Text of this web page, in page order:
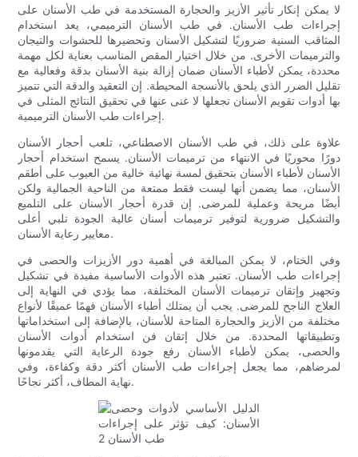
لا يمكن إنكار تأثير الأزيز والحجارة المستخدمة في طب الأسنان على
إجراءات طب الأسنان. في طب الأسنان الترميمي، يعد استخدام
المثاقب السنية ضروريًا لتشكيل الأسنان وتحضيرها للحشوات والتيجان
والترميمات الأخرى. من خلال اختيار المقص المناسب بعناية لكل مهمة
محددة، يمكن لأطباء الأسنان ضمان إزالة بنية الأسنان بدقة وفعالية مع
تقليل الضرر الذي يلحق بالأنسجة المحيطة. إن التعقيد والدقة التي تتميز
بها أدوات تقويم الأسنان تجعلها لا غنى عنها في تحقيق النتائج المثلى في
إجراءات طب الأسنان الترميمية.
علاوة على ذلك، في طب الأسنان الاصطناعي، تلعب أحجار الأسنان
دورًا محوريًا في الانتهاء من ترميمات الأسنان. يسمح استخدام أحجار
الأسنان لأطباء الأسنان بتحقيق لمسة نهائية خالية من العيوب على أطقم
الأسنان، مما يضمن أنها ليست فقط ممتعة من الناحية الجمالية ولكن
أيضًا مريحة وعملية للمرضى. إن قدرة أحجار الأسنان على التلميع
والتشكيل ضرورية لتوفير ترميمات أسنان عالية الجودة تلبي أعلى
معايير رعاية الأسنان.
وفي الختام، لا يمكن المبالغة في أهمية دور الأزيزات والحصى في
إجراءات طب الأسنان. تعتبر هذه الأدوات الأساسية مفيدة في تشكيل
وتجهيز وإتقان ترميمات الأسنان المختلفة، مما يؤدي في النهاية إلى
العلاج الناجح للمرضى. يجب أن يمتلك أطباء الأسنان فهمًا عميقًا لأنواع
مختلفة من الأزيز والحجارة المتاحة للأسنان، بالإضافة إلى استخداماتها
وتطبيقاتها المحددة. من خلال إتقان فن استخدام أدوات الأسنان
والحصى، يمكن لأطباء الأسنان رفع جودة الرعاية التي يقدمونها
لمرضاهم، مما يجعل إجراءات طب الأسنان أكثر دقة وكفاءة، وفي
نهاية المطاف، أكثر نجاحًا.